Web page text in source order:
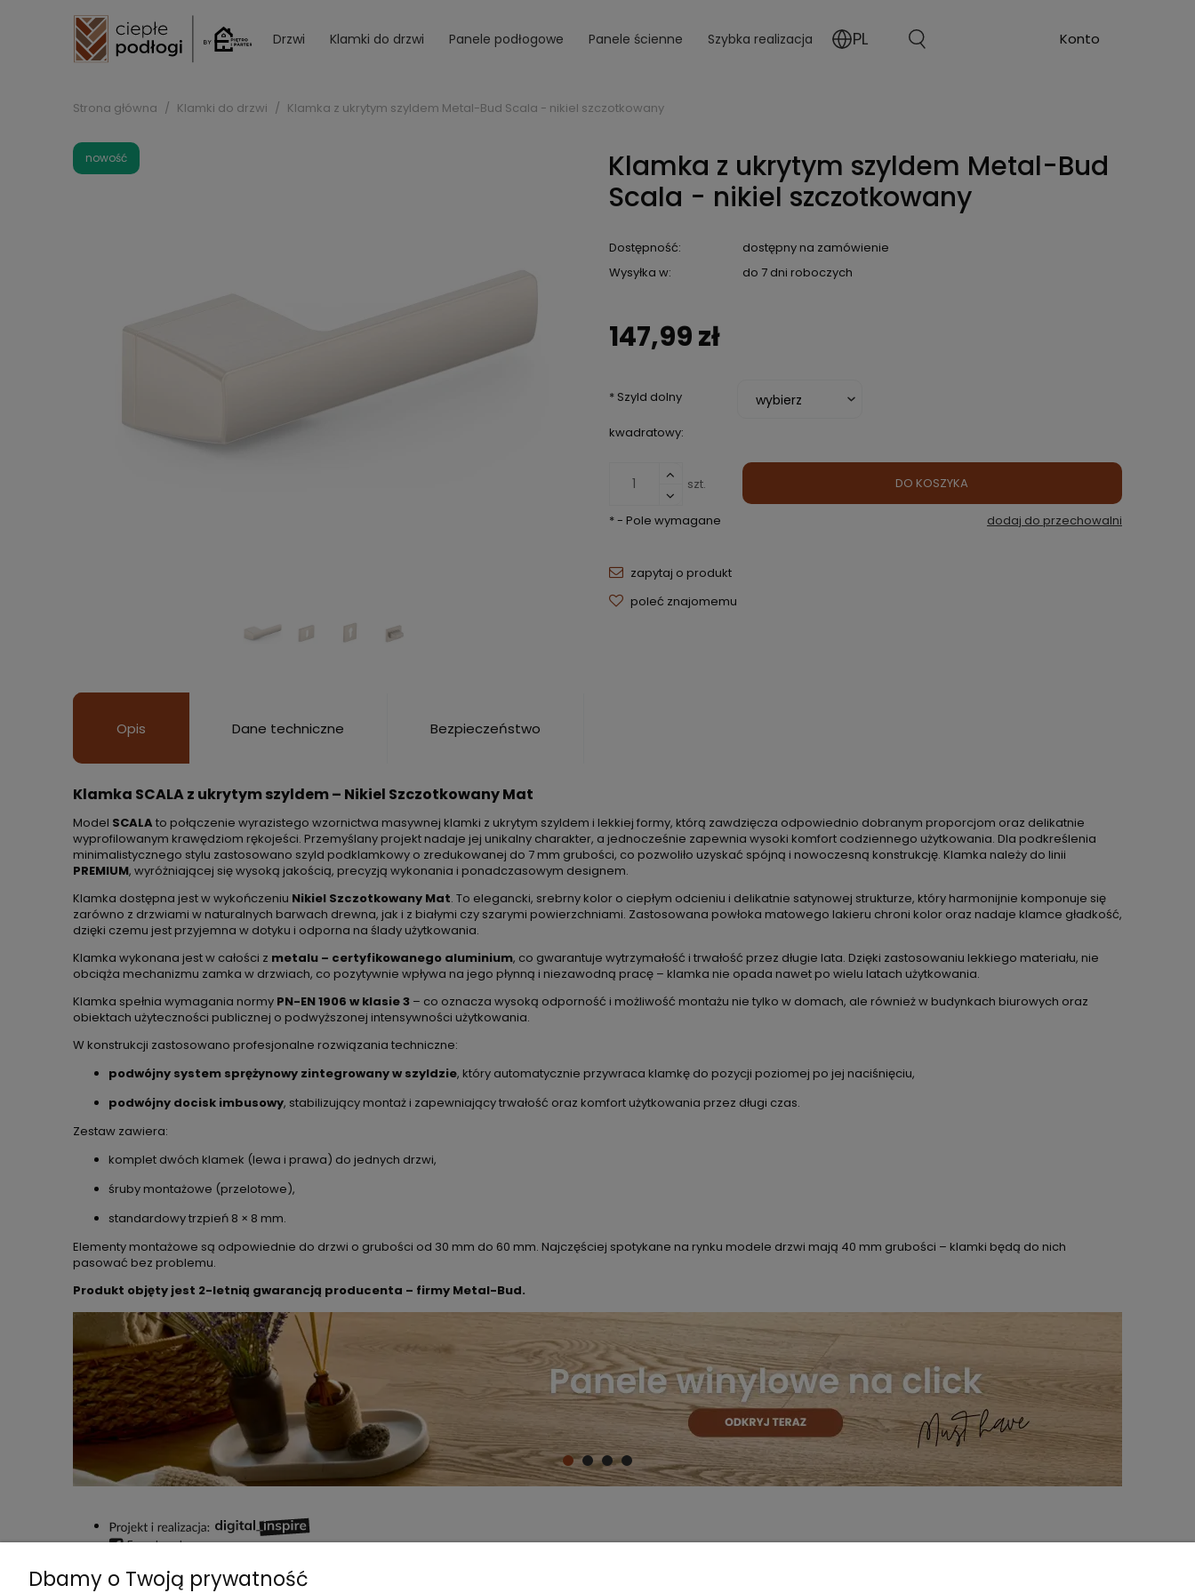
Drzwi Klamki do drzwi Panele podłogowe Panele ścienne Szybka realizacja PL
Strona główna Klamki do drzwi Klamka z ukrytym szyldem Metal-Bud Scala - nikiel szczotkowany
Klamka z ukrytym szyldem Metal-Bud
Scala - nikiel szczotkowany
nowość
Dostępność:
dostępny na zamówienie
Wysyłka w:
do 7 dni roboczych
147,99 zł
*Szyld dolny
kwadratowy:
szt. DO KOSZYKA
dodaj do przechowalni
*- Pole wymagane
zapytaj o produkt
poleć znajomemu
Opis Dane techniczne Bezpieczeństwo
Klamka SCALA z ukrytym szyldem – Nikiel Szczotkowany Mat
Model SCALAto połączenie wyrazistego wzornictwa masywnej klamki z ukrytym szyldem i lekkiej formy, którą zawdzięcza odpowiednio dobranym proporcjom oraz delikatnie
wyprofilowanym krawędziom rękojeści. Przemyślany projekt nadaje jej unikalny charakter, a jednocześnie zapewnia wysoki komfort codziennego użytkowania. Dla podkreślenia
minimalistycznego stylu zastosowano szyld podklamkowy o zredukowanej do 7 mm grubości, co pozwoliło uzyskać spójną i nowoczesną konstrukcję. Klamka należy do linii
PREMIUM, wyróżniającej się wysoką jakością, precyzją wykonania i ponadczasowym designem.
Klamka dostępna jest w wykończeniu Nikiel Szczotkowany Mat. To elegancki, srebrny kolor o ciepłym odcieniu i delikatnie satynowej strukturze, który harmonijnie komponuje się
zarówno z drzwiami w naturalnych barwach drewna, jak i z białymi czy szarymi powierzchniami. Zastosowana powłoka matowego lakieru chroni kolor oraz nadaje klamce gładkość,
dzięki czemu jest przyjemna w dotyku i odporna na ślady użytkowania.
Klamka wykonana jest w całości z metalu – certyfikowanego aluminium, co gwarantuje wytrzymałość i trwałość przez długie lata. Dzięki zastosowaniu lekkiego materiału, nie
obciąża mechanizmu zamka w drzwiach, co pozytywnie wpływa na jego płynną i niezawodną pracę – klamka nie opada nawet po wielu latach użytkowania.
Klamka spełnia wymagania normy PN-EN 1906 w klasie 3 – co oznacza wysoką odporność i możliwość montażu nie tylko w domach, ale również w budynkach biurowych oraz
obiektach użyteczności publicznej o podwyższonej intensywności użytkowania.
W konstrukcji zastosowano profesjonalne rozwiązania techniczne:
podwójny system sprężynowy zintegrowany w szyldzie, który automatycznie przywraca klamkę do pozycji poziomej po jej naciśnięciu,
podwójny docisk imbusowy, stabilizujący montaż i zapewniający trwałość oraz komfort użytkowania przez długi czas.
Zestaw zawiera:
komplet dwóch klamek (lewa i prawa) do jednych drzwi,
śruby montażowe (przelotowe),
standardowy trzpień 8 × 8 mm.
Elementy montażowe są odpowiednie do drzwi o grubości od 30 mm do 60 mm. Najczęściej spotykane na rynku modele drzwi mają 40 mm grubości – klamki będą do nich
pasować bez problemu.
Produkt objęty jest 2-letnią gwarancją producenta – firmy Metal-Bud.
Facebook
Dbamy o Twoją prywatność